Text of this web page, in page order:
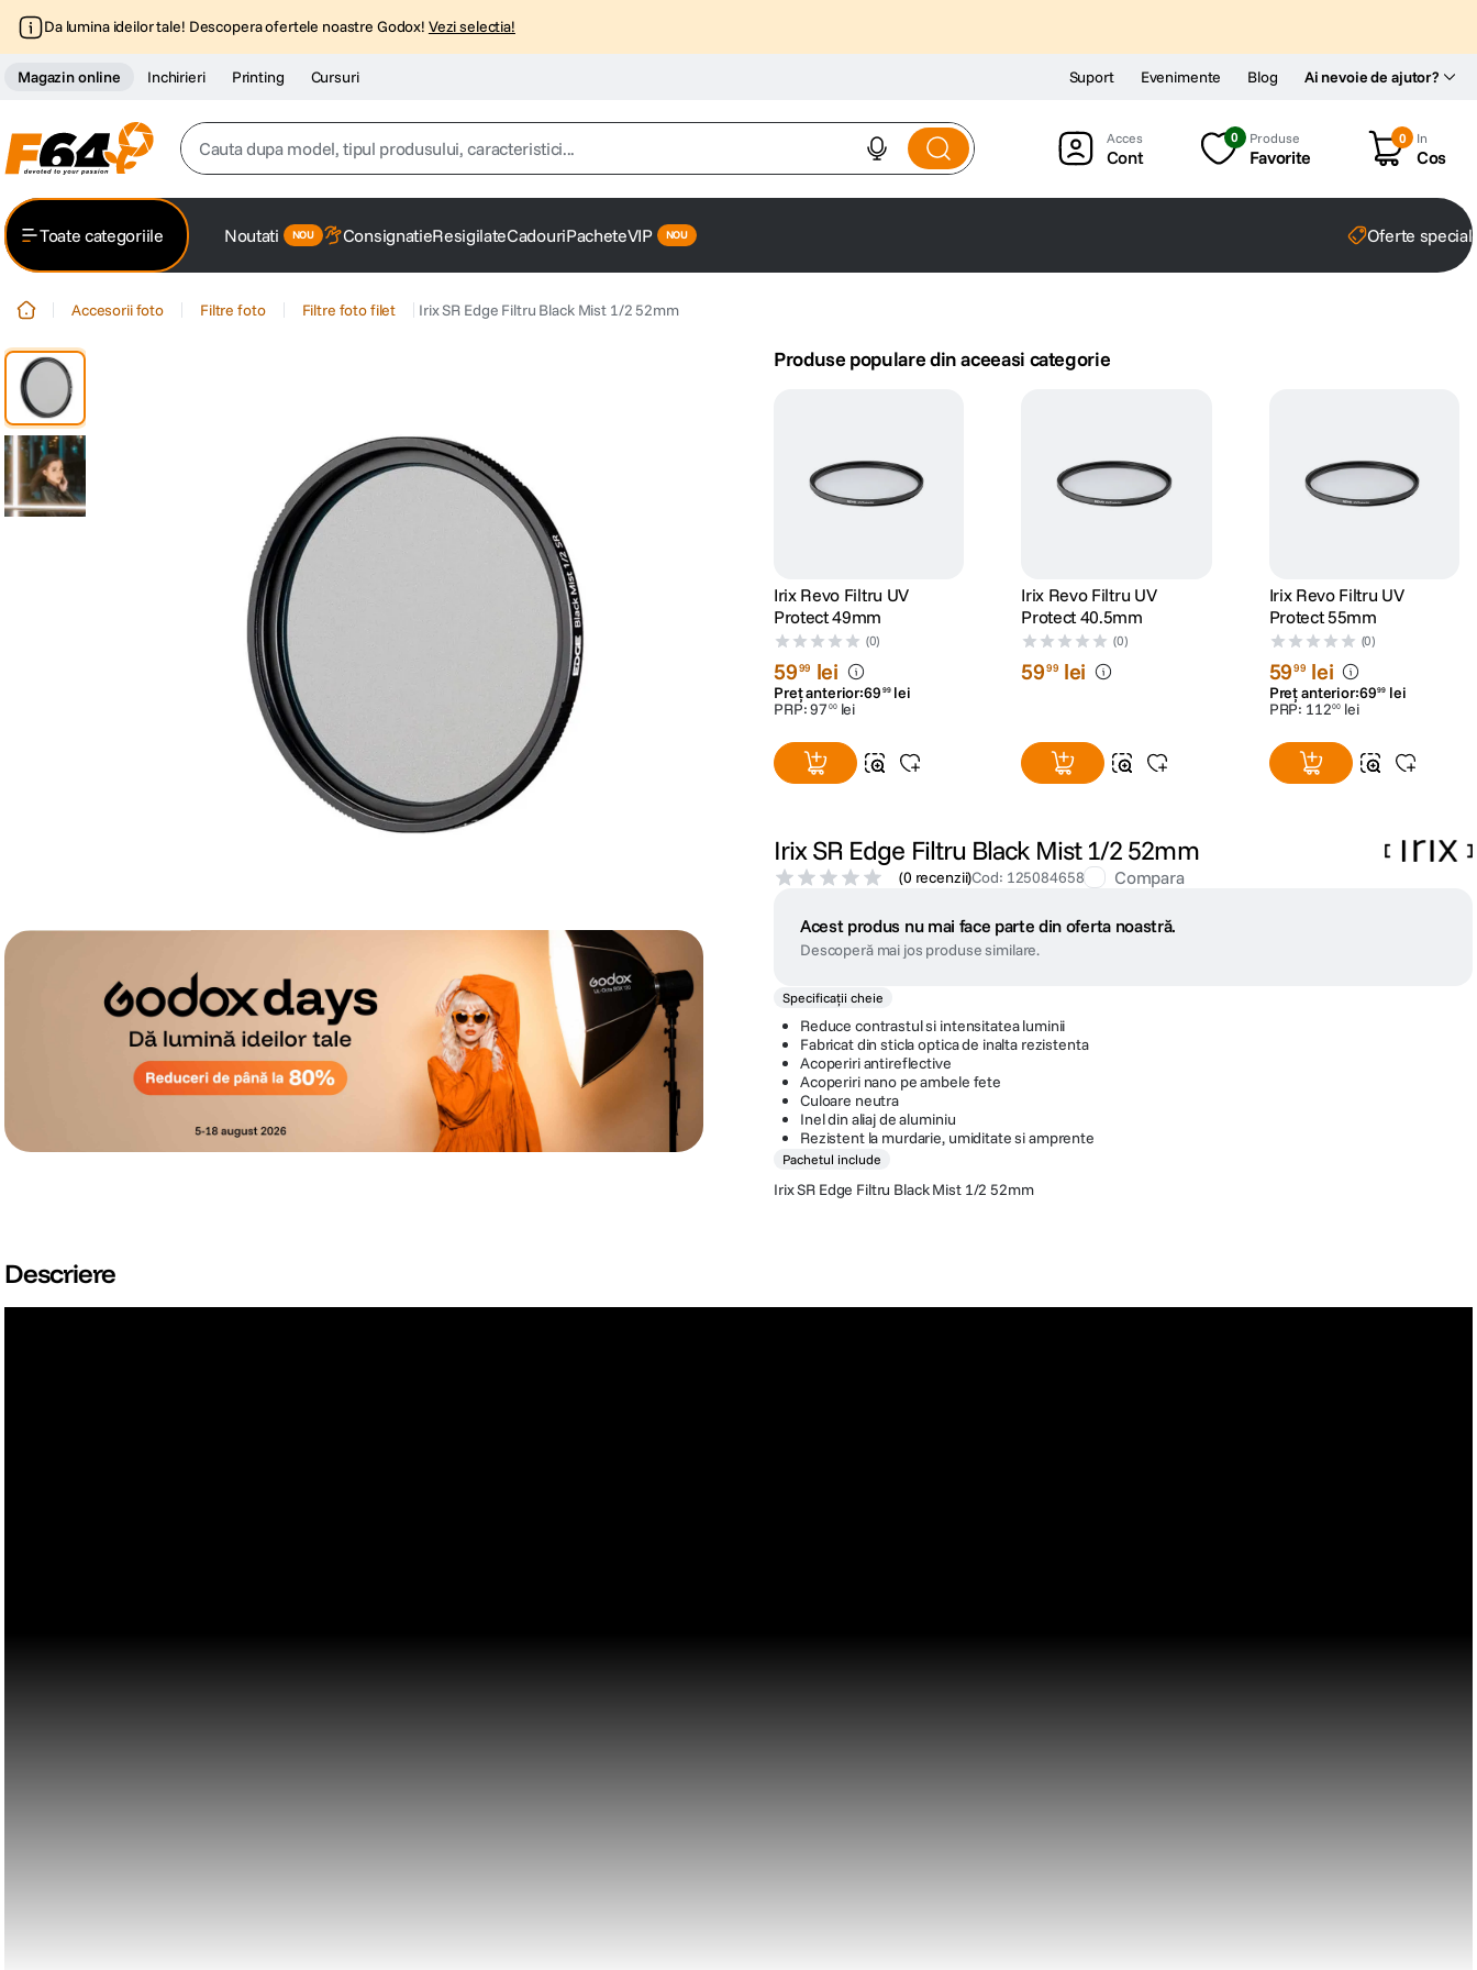
Da lumina ideilor tale! Descopera ofertele noastre Godox! Vezi selectia!
Magazin online Inchirieri Printing Cursuri Ai nevoie de ajutor?
Suport Evenimente Blog
Cauta dupa model, tipul produsului, caracteristici...
2 trepied
canon sx740 hs
lavaliera
card memorie
dji mic mini
dji osmo
insta 360
Cont
0 Produse
Favorite
0 In
Cos
Toate categoriile Noutati ConsignatieResigilateCadouriPacheteVIP Oferte
Accesorii foto Filtre foto Filtre foto filet Irix SR Edge Filtru Black Mist 1/2 52mm
Produse populare din aceeasi categorie
Irix Revo Filtru UV
Protect 49mm
(0)
5999 lei
Preț anterior:69 99 lei
PRP:97 00 lei
Irix Revo Filtru UV
Protect 40.5mm
(0)
5999 lei
Irix Revo Filtru UV
Protect 55mm
(0)
5999 lei
Preț anterior:6999 lei
PRP: 11200 lei
Irix SR Edge Filtru Black Mist 1/2 52mm
(0 recenzii)Cod: 125084658 Compara
Acest produs nu mai face parte din oferta noastră.
Descoperă mai jos produse similare.
Specificații cheie
Reduce contrastul si intensitatea luminii
Fabricat din sticla optica de inalta rezistenta
Acoperiri antireflective
Acoperiri nano pe ambele fete
Culoare neutra
Inel din aliaj de aluminiu
Rezistent la murdarie, umiditate si amprente
Pachetul include
Irix SR Edge Filtru Black Mist 1/2 52mm
Descriere